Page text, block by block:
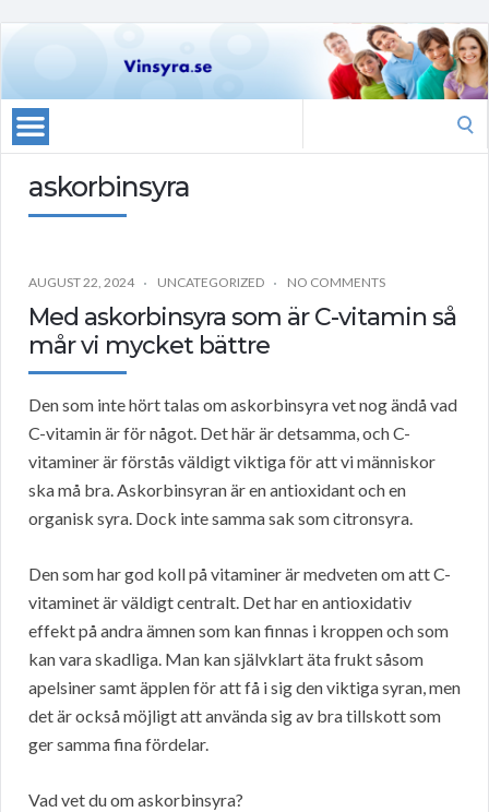
askorbinsyra
AUGUST 22, 2024 UNCATEGORIZED NO COMMENTS
Med askorbinsyra som är C-vitamin så
mår vi mycket bättre
Den som inte hört talas om askorbinsyra vet nog ändå vad
C-vitamin är för något. Det här är detsamma, och C-
vitaminer är förstås väldigt viktiga för att vi människor
ska må bra. Askorbinsyran är en antioxidant och en
organisk syra. Dock inte samma sak som citronsyra.
Den som har god koll på vitaminer är medveten om att C-
vitaminet är väldigt centralt. Det har en antioxidativ
effekt på andra ämnen som kan finnas i kroppen och som
kan vara skadliga. Man kan självklart äta frukt såsom
apelsiner samt äpplen för att få i sig den viktiga syran, men
det är också möjligt att använda sig av bra tillskott som
ger samma fina fördelar.
Vad vet du om askorbinsyra?